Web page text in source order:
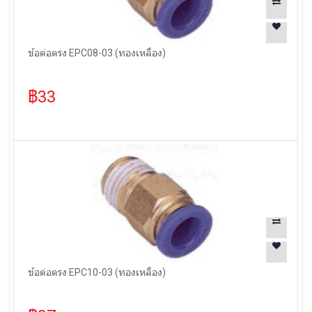
ข้อต่อตรง EPC08-03 (ทองเหลือง)
฿33
ข้อต่อตรง EPC10-03 (ทองเหลือง)